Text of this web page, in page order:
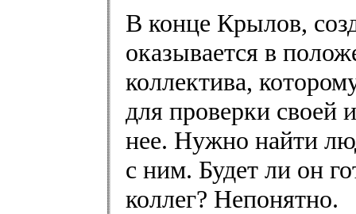
В конце Крылов,
оказывается в
коллектива,
для проверки своей
нее. Нужно найти
с ним. Будет ли он
коллег? Непонятно.